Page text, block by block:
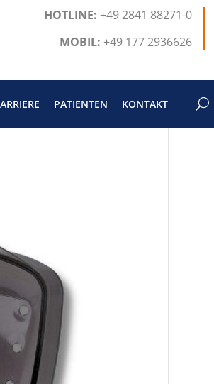
HOTLINE: +49 2841 88271-0
MOBIL: +49 177 2936626
PATIENTEN KONTAKT